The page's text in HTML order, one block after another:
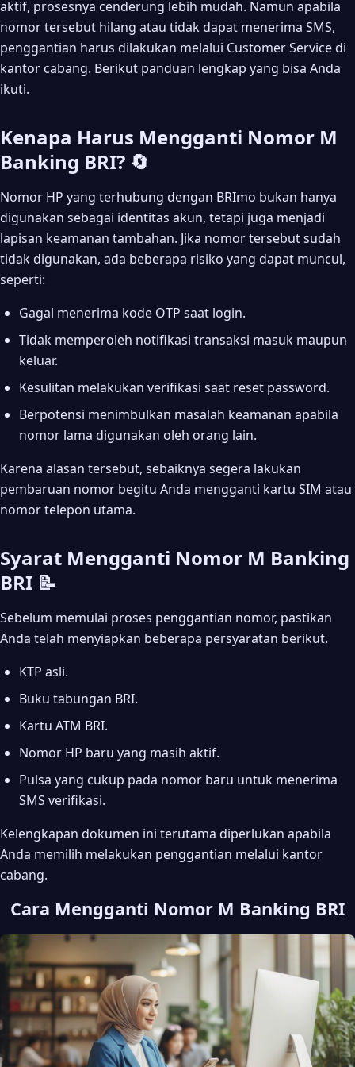
Apakah ada biaya mengganti nomor m-banking BRI?
Berapa lama proses ganti nomor BRImo?
Apakah aplikasi BRImo harus diinstal ulang?
Kesimpulan 🎯
aktif, prosesnya cenderung lebih mudah. Namun apabila
nomor tersebut hilang atau tidak dapat menerima SMS,
penggantian harus dilakukan melalui Customer Service di
kantor cabang. Berikut panduan lengkap yang bisa Anda
ikuti.
Kenapa Harus Mengganti Nomor M
Banking BRI? 🔄
Nomor HP yang terhubung dengan BRImo bukan hanya
digunakan sebagai identitas akun, tetapi juga menjadi
lapisan keamanan tambahan. Jika nomor tersebut sudah
tidak digunakan, ada beberapa risiko yang dapat muncul,
seperti:
Gagal menerima kode OTP saat login.
Tidak memperoleh notifikasi transaksi masuk maupun
keluar.
Kesulitan melakukan verifikasi saat reset password.
Berpotensi menimbulkan masalah keamanan apabila
nomor lama digunakan oleh orang lain.
Karena alasan tersebut, sebaiknya segera lakukan
pembaruan nomor begitu Anda mengganti kartu SIM atau
nomor telepon utama.
Syarat Mengganti Nomor M Banking
BRI 📝
Sebelum memulai proses penggantian nomor, pastikan
Anda telah menyiapkan beberapa persyaratan berikut.
KTP asli.
Buku tabungan BRI.
Kartu ATM BRI.
Nomor HP baru yang masih aktif.
Pulsa yang cukup pada nomor baru untuk menerima
SMS verifikasi.
Kelengkapan dokumen ini terutama diperlukan apabila
Anda memilih melakukan penggantian melalui kantor
cabang.
Cara Mengganti Nomor M Banking BRI